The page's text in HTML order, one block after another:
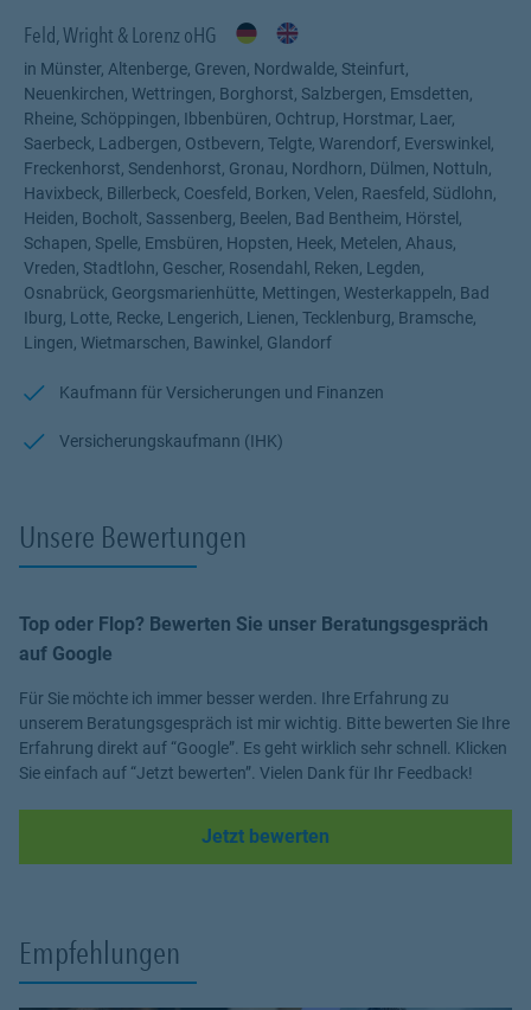
Professionalität und unseren Fachwissen. Wir sind Ihr
zuverlässiger und erfahrener Ansprechpartner.
Wir sind für Sie da.
Feld, Wright & Lorenz oHG
in Münster, Altenberge, Greven, Nordwalde, Steinfurt,
Neuenkirchen, Wettringen, Borghorst, Salzbergen, Emsdetten,
Rheine, Schöppingen, Ibbenbüren, Ochtrup, Horstmar, Laer,
Saerbeck, Ladbergen, Ostbevern, Telgte, Warendorf, Everswinkel,
Freckenhorst, Sendenhorst, Gronau, Nordhorn, Dülmen, Nottuln,
Havixbeck, Billerbeck, Coesfeld, Borken, Velen, Raesfeld, Südlohn,
Heiden, Bocholt, Sassenberg, Beelen, Bad Bentheim, Hörstel,
Schapen, Spelle, Emsbüren, Hopsten, Heek, Metelen, Ahaus,
Vreden, Stadtlohn, Gescher, Rosendahl, Reken, Legden,
Osnabrück, Georgsmarienhütte, Mettingen, Westerkappeln, Bad
Iburg, Lotte, Recke, Lengerich, Lienen, Tecklenburg, Bramsche,
Lingen, Wietmarschen, Bawinkel, Glandorf
Kaufmann für Versicherungen und Finanzen
Versicherungskaufmann (IHK)
Unsere Bewertungen
Top oder Flop? Bewerten Sie unser Beratungsgespräch
auf Google
Für Sie möchte ich immer besser werden. Ihre Erfahrung zu
unserem Beratungsgespräch ist mir wichtig. Bitte bewerten Sie Ihre
Erfahrung direkt auf “Google”. Es geht wirklich sehr schnell. Klicken
Sie einfach auf “Jetzt bewerten”. Vielen Dank für Ihr Feedback!
Jetzt bewerten
Empfehlungen